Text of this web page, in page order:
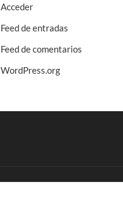
Acceder
Feed de entradas
Feed de comentarios
WordPress.org